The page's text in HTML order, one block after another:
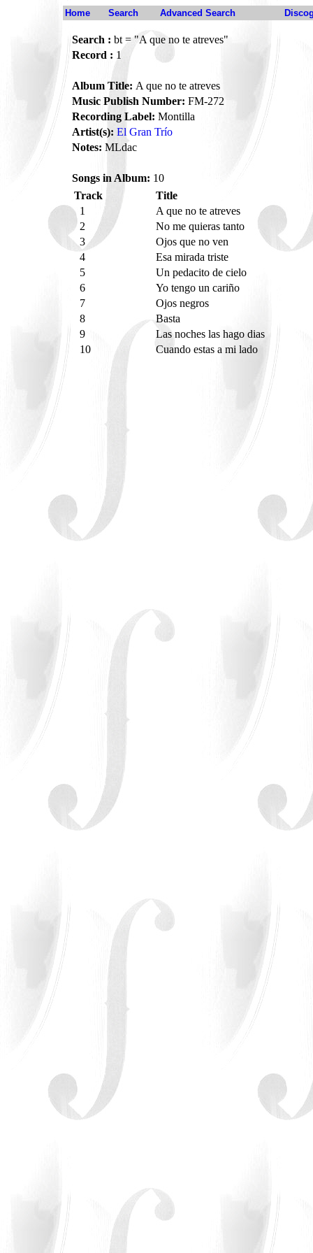
Home Search Advanced Search
Search : bt = "A que no te atreves"
Record : 1
Album Title: A que no te atreves
Music Publish Number: FM-272
Recording Label: Montilla
Artist(s): El Gran Trío
Notes: MLdac
Songs in Album: 10
Track
Title
1
A que no te atreves
2
No me quieras tanto
3
Ojos que no ven
4
Esa mirada triste
5
Un pedacito de cielo
6
Yo tengo un cariño
7
Ojos negros
8
Basta
9
Las noches las hago dias
10
Cuando estas a mi lado